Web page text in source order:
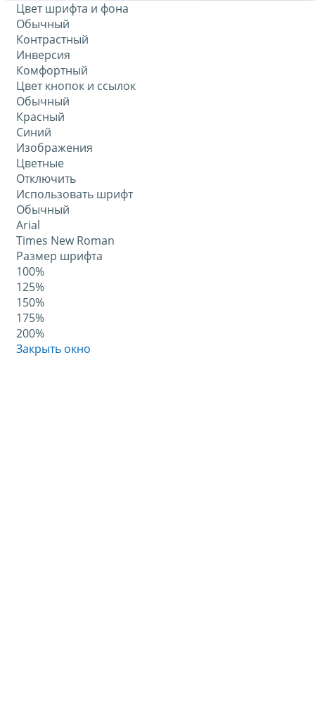
Цвет шрифта и фона
Обычный
Контрастный
Инверсия
Комфортный
Цвет кнопок и ссылок
Обычный
Красный
Синий
Изображения
Цветные
Отключить
Использовать шрифт
Обычный
Arial
Times New Roman
Размер шрифта
100%
125%
150%
175%
200%
Закрыть окно